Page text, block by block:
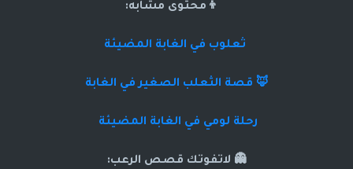
👦محتوى مشابه:
ثعلوب في الغابة المضيئة
🦊 قصة الثعلب الصغير في الغابة
رحلة لومي في الغابة المضيئة
👻 لاتفوتك قصص الرعب: